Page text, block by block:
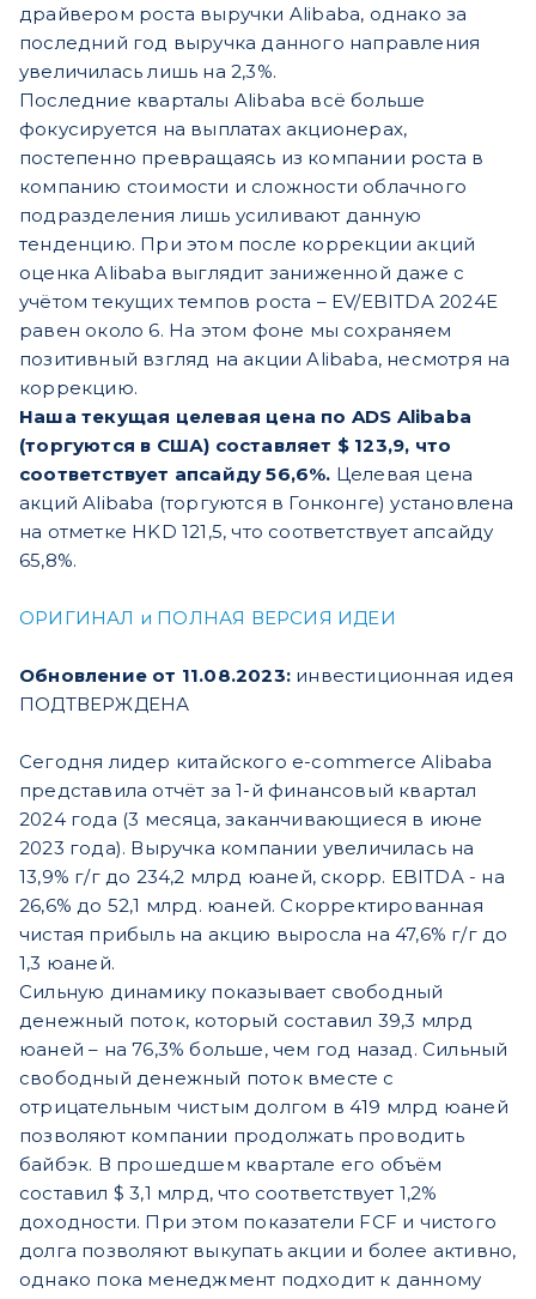
драйвером роста выручки Alibaba, однако за
последний год выручка данного направления
увеличилась лишь на 2,3%.
Последние кварталы Alibaba всё больше
фокусируется на выплатах акционерах,
постепенно превращаясь из компании роста в
компанию стоимости и сложности облачного
подразделения лишь усиливают данную
тенденцию. При этом после коррекции акций
оценка Alibaba выглядит заниженной даже с
учётом текущих темпов роста – EV/EBITDA 2024E
равен около 6. На этом фоне мы сохраняем
позитивный взгляд на акции Alibaba, несмотря на
коррекцию.
Наша текущая целевая цена по ADS Alibaba
(торгуются в США) составляет $ 123,9, что
соответствует апсайду 56,6%. Целевая цена
акций Alibaba (торгуются в Гонконге) установлена
на отметке HKD 121,5, что соответствует апсайду
65,8%.
ОРИГИНАЛ и ПОЛНАЯ ВЕРСИЯ ИДЕИ
Обновление от 11.08.2023: инвестиционная идея
ПОДТВЕРЖДЕНА
Сегодня лидер китайского e-commerce Alibaba
представила отчёт за 1-й финансовый квартал
2024 года (3 месяца, заканчивающиеся в июне
2023 года). Выручка компании увеличилась на
13,9% г/г до 234,2 млрд юаней, скорр. EBITDA - на
26,6% до 52,1 млрд. юаней. Скорректированная
чистая прибыль на акцию выросла на 47,6% г/г до
1,3 юаней.
Сильную динамику показывает свободный
денежный поток, который составил 39,3 млрд
юаней – на 76,3% больше, чем год назад. Сильный
свободный денежный поток вместе с
отрицательным чистым долгом в 419 млрд юаней
позволяют компании продолжать проводить
байбэк. В прошедшем квартале его объём
составил $ 3,1 млрд, что соответствует 1,2%
доходности. При этом показатели FCF и чистого
долга позволяют выкупать акции и более активно,
однако пока менеджмент подходит к данному